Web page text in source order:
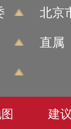
北京
直属
建